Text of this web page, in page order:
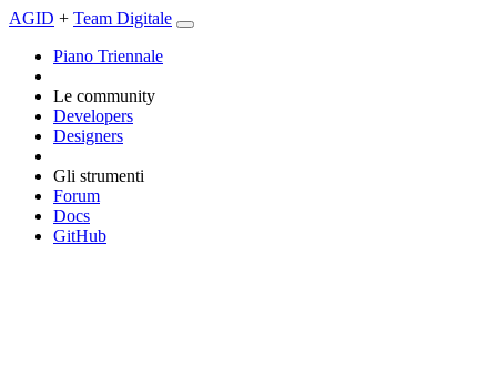
AGID + Team Digitale
Piano Triennale
Le community
Developers
Designers
Gli strumenti
Forum
Docs
GitHub